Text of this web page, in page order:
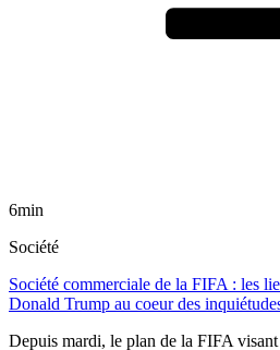
6min
Société
Société commerciale de la FIFA : les
Donald Trump au coeur des
Depuis mardi, le plan de la FIFA visant